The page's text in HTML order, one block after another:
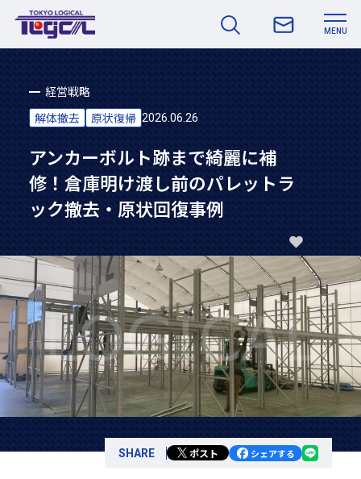
MENU
経営戦略
解体撤去
原状復帰 2026.06.26
アンカーボルト跡まで綺麗に補
修！倉庫明け渡し前のパレットラ
ック撤去・原状回復事例
SHARE ポスト シェアする